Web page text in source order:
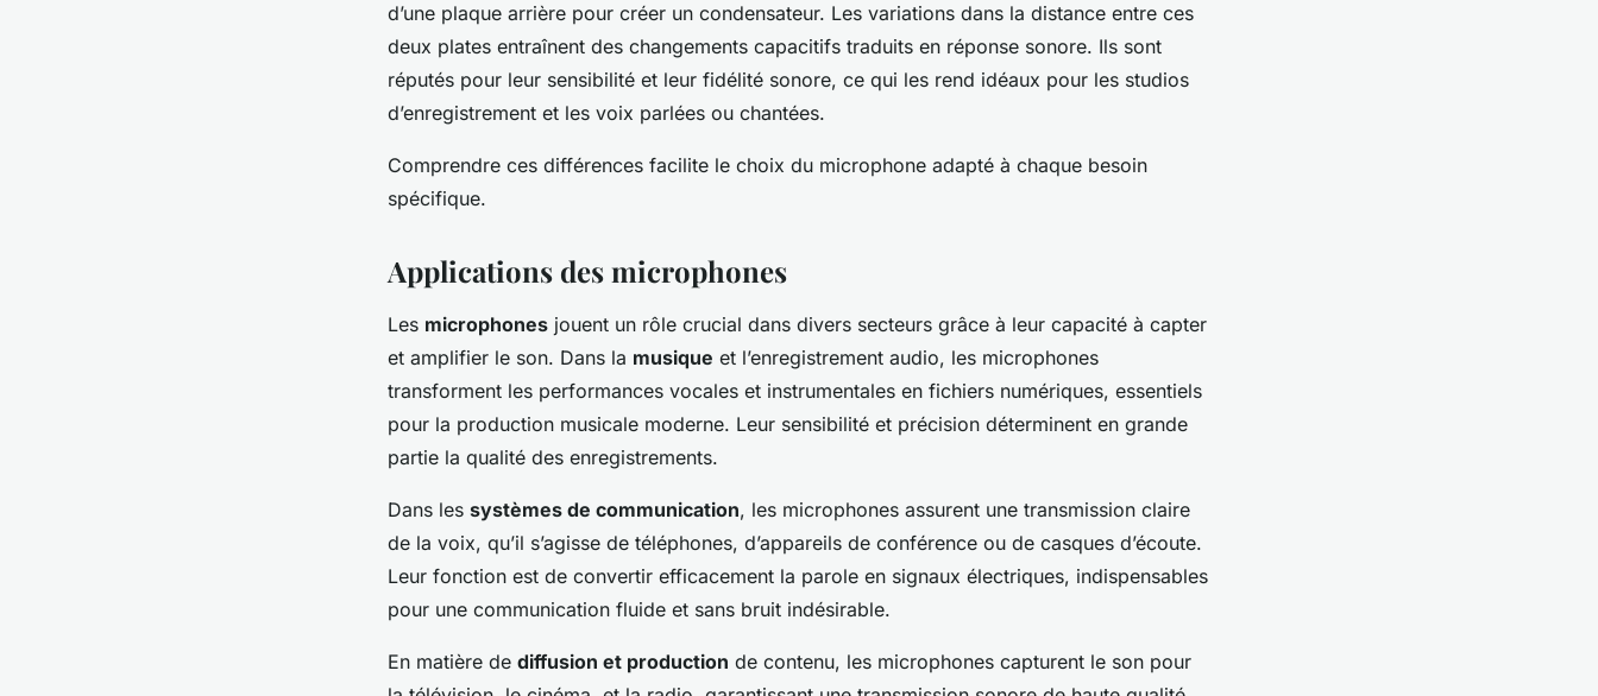
d’une plaque arrière pour créer un condensateur. Les variations dans la distance entre ces
deux plates entraînent des changements capacitifs traduits en réponse sonore. Ils sont
réputés pour leur sensibilité et leur fidélité sonore, ce qui les rend idéaux pour les studios
d’enregistrement et les voix parlées ou chantées.
Comprendre ces différences facilite le choix du microphone adapté à chaque besoin
spécifique.
Applications des microphones
Les microphones jouent un rôle crucial dans divers secteurs grâce à leur capacité à capter
et amplifier le son. Dans la musique et l’enregistrement audio, les microphones
transforment les performances vocales et instrumentales en fichiers numériques, essentiels
pour la production musicale moderne. Leur sensibilité et précision déterminent en grande
partie la qualité des enregistrements.
Dans les systèmes de communication, les microphones assurent une transmission claire
de la voix, qu’il s’agisse de téléphones, d’appareils de conférence ou de casques d’écoute.
Leur fonction est de convertir efficacement la parole en signaux électriques, indispensables
pour une communication fluide et sans bruit indésirable.
En matière de diffusion et production de contenu, les microphones capturent le son pour